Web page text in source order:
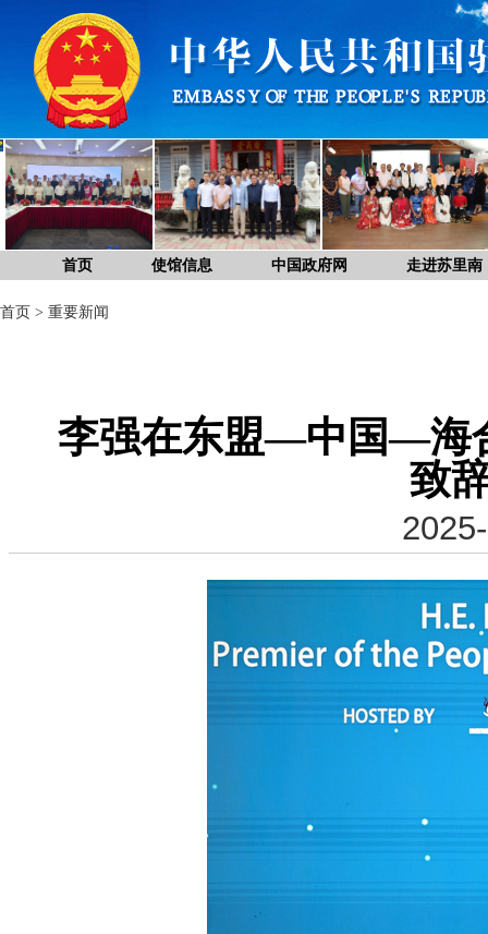
首页 使馆信息 中国政府网 走进苏里南
首页 > 重要新闻
李强在东盟—中国—海
致